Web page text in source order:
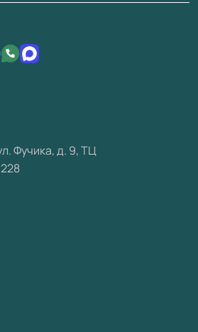
Фучика, д. 9, ТЦ